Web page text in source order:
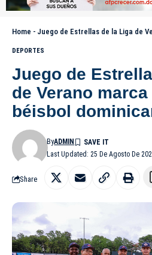
Home - Juego de Estrellas de la Liga de Verano
DEPORTES
Juego de
de Verano
béisbol
Last Updated: 25 De Agosto De
ByADMIN
Share